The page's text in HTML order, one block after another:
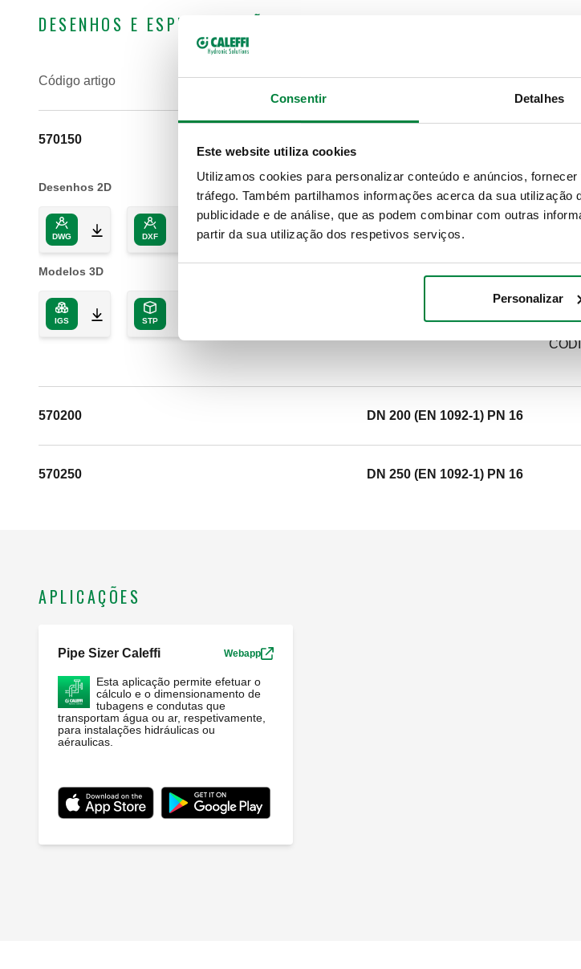
Consentir Detalhes
Este website utiliza cookies
Utilizamos cookies para personalizar conteúdo e anúncios,
tráfego. Também partilhamos informações acerca da sua
publicidade e de análise, que as podem combinar com outras
partir da sua utilização dos respetivos serviços.
Personalizar
DESENHOS E ESPECIFICAÇÕES
Código artigo
Ligação
570150
Desenhos 2D
DWG DXF PDF
Modelos 3D
IGS STP
570200 DN 200 (EN 1092-1) PN 16
570250 DN 250 (EN 1092-1) PN 16
APLICAÇÕES
Pipe Sizer Caleffi Webapp
Esta aplicação permite efetuar o
cálculo e o dimensionamento de
tubagens e condutas que
transportam água ou ar, respetivamente,
para instalações hidráulicas ou
aéraulicas.